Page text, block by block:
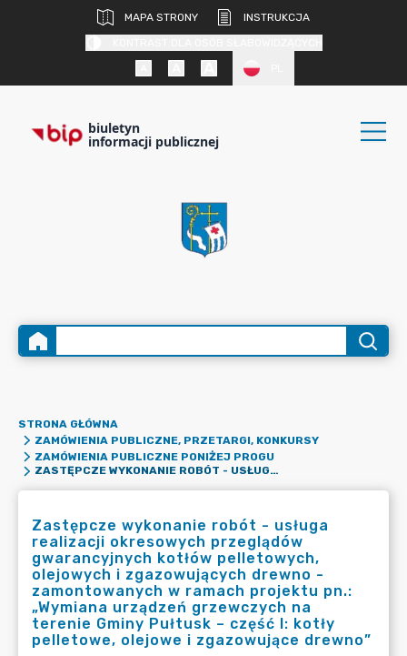
MAPA STRONY
INSTRUKCJA
biuletyn
informacji publicznej
STRONA GŁÓWNA
ZAMÓWIENIA PUBLICZNE, PRZETARGI, KONKURSY
ZAMÓWIENIA PUBLICZNE PONIŻEJ PROGU
ZASTĘPCZE WYKONANIE ROBÓT - USŁUGA REALIZACJI OKRESOWYCH PRZEGLĄDÓW GWARANCYJNYCH KOTŁÓW PELLETOWYCH, OLEJOWYCH I ZGAZOWUJĄCYCH DREWNO - ZAMONTOWANYCH W RAMACH PROJEKTU PN.: „WYMIANA URZĄDZEŃ GRZEWCZYCH NA TERENIE GMINY PUŁTUSK – CZĘŚĆ I: KOTŁY PELLETOWE, OLEJOWE I ZGAZOWUJĄCE DREWNO”
Zastępcze wykonanie robót - usługa
realizacji okresowych przeglądów
gwarancyjnych kotłów pelletowych,
olejowych i zgazowujących drewno -
zamontowanych w ramach projektu pn.:
„Wymiana urządzeń grzewczych na
terenie Gminy Pułtusk – część I: kotły
pelletowe, olejowe i zgazowujące drewno”